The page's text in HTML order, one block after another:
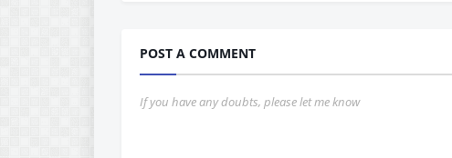
POST A COMMENT
If you have any doubts, please let me know